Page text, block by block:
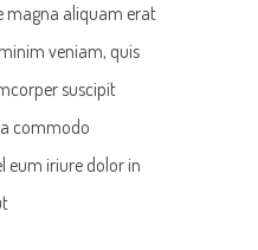
magna aliquam erat
veniam, quis
suscipit
commodo
eum iriure dolor in